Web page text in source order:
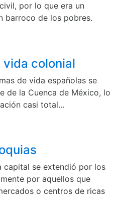
por lo que era un
barroco de los pobres.
vida colonial
de vida españolas se
de la Cuenca de México, lo
casi total...
capital se extendió por los
por aquellos que
o centros de ricas